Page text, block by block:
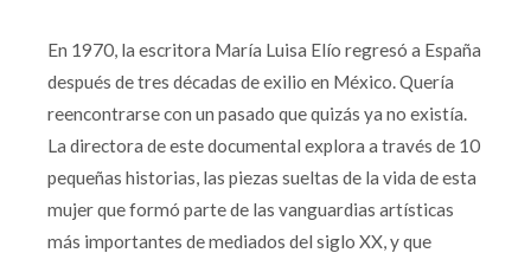
En 1970, la escritora María Luisa Elío regresó a España
después de tres décadas de exilio en México. Quería
reencontrarse con un pasado que quizás ya no existía.
La directora de este documental explora a través de 10
pequeñas historias, las piezas sueltas de la vida de esta
mujer que formó parte de las vanguardias artísticas
más importantes de mediados del siglo XX, y que